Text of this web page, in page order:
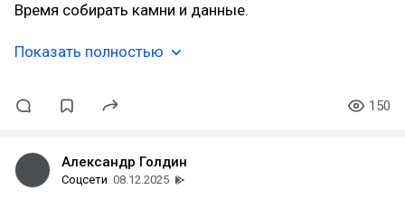
Время собирать камни и данные.
Показать полностью
150
Александр Голдин
Соцсети 08.12.2025